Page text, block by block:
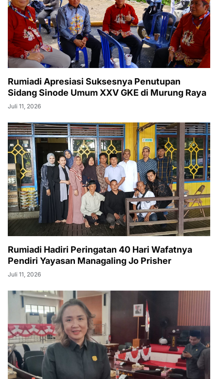
Rumiadi Apresiasi Suksesnya Penutupan
Sidang Sinode Umum XXV GKE di Murung Raya
Juli 11, 2026
Rumiadi Hadiri Peringatan 40 Hari Wafatnya
Pendiri Yayasan Managaling Jo Prisher
Juli 11, 2026